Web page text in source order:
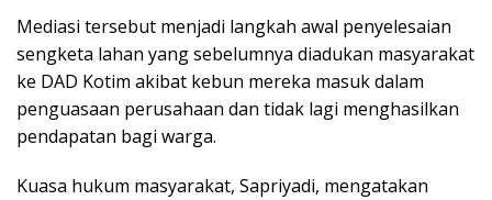
Mediasi tersebut menjadi langkah awal penyelesaian
sengketa lahan yang sebelumnya diadukan masyarakat
ke DAD Kotim akibat kebun mereka masuk dalam
penguasaan perusahaan dan tidak lagi menghasilkan
pendapatan bagi warga.
Kuasa hukum masyarakat, Sapriyadi, mengatakan